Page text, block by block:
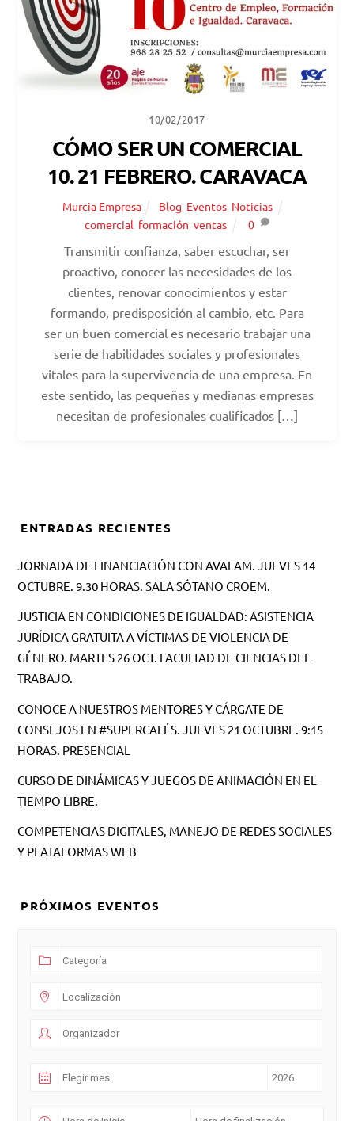
10/02/2017
CÓMO SER UN COMERCIAL
10. 21 FEBRERO. CARAVACA
Murcia Empresa Blog Eventos, Noticias
comercial formación ventas 0
Transmitir confianza, saber escuchar, ser
proactivo, conocer las necesidades de los
clientes, renovar conocimientos y estar
formando, predisposición al cambio, etc. Para
ser un buen comercial es necesario trabajar una
serie de habilidades sociales y profesionales
vitales para la supervivencia de una empresa. En
este sentido, las pequeñas y medianas empresas
necesitan de profesionales cualificados […]
ENTRADAS RECIENTES
JORNADA DE FINANCIACIÓN CON AVALAM. JUEVES 14
OCTUBRE. 9.30 HORAS. SALA SÓTANO CROEM.
JUSTICIA EN CONDICIONES DE IGUALDAD: ASISTENCIA
JURÍDICA GRATUITA A VÍCTIMAS DE VIOLENCIA DE
GÉNERO. MARTES 26 OCT. FACULTAD DE CIENCIAS DEL
TRABAJO.
CONOCE A NUESTROS MENTORES Y CÁRGATE DE
CONSEJOS EN #SUPERCAFÉS. JUEVES 21 OCTUBRE. 9:15
HORAS. PRESENCIAL
CURSO DE DINÁMICAS Y JUEGOS DE ANIMACIÓN EN EL
TIEMPO LIBRE.
COMPETENCIAS DIGITALES, MANEJO DE REDES SOCIALES
Y PLATAFORMAS WEB
PRÓXIMOS EVENTOS